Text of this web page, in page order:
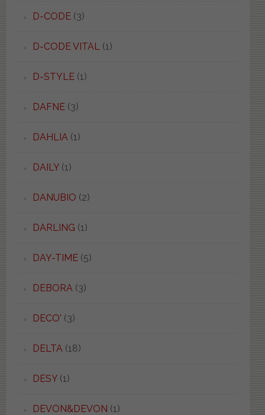
D-CODE(3)
D-CODE VITAL (1)
D-STYLE(1)
DAFNE(3)
DAHLIA (1)
DAILY(1)
DANUBIO (2)
DARLING (1)
DAY-TIME(5)
DEBORA (3)
DECO' (3)
DELTA (18)
DESY(1)
DEVON&DEVON (1)